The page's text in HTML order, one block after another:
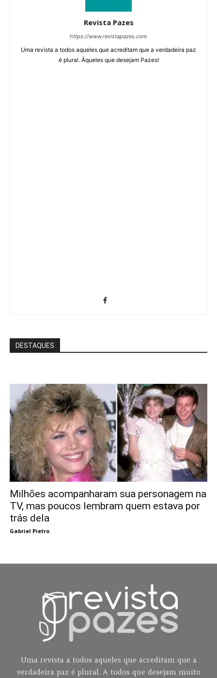
Revista Pazes
https://www.revistapazes.com
Uma revista a todos aqueles que acreditam que a verdadeira paz
é plural. Àqueles que desejam Pazes!
DESTAQUES
Milhões acompanharam sua personagem na
TV, mas poucos lembram quem estava por
trás dela
Gabriel Pietro
Uma revista a todos aqueles que acreditam que a
verdadeira paz é plural. A todos que desejam muito